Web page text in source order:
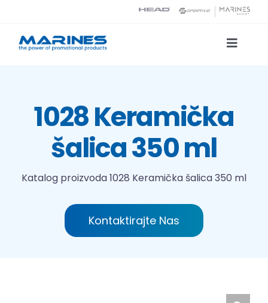
content
Toggle
Tehnologije tiska
O nama
1028 Keramička
šalica 350 ml
Katalog proizvoda1028 Keramička šalica 350 ml
Kontaktirajte Nas